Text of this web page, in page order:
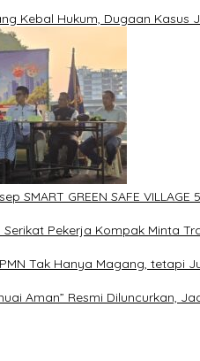
Kebal Hukum, Dugaan Kasus
SMART GREEN SAFE
Serikat Pekerja Kompak Minta
Tak Hanya Magang, tetapi
Aman” Resmi Diluncurkan,